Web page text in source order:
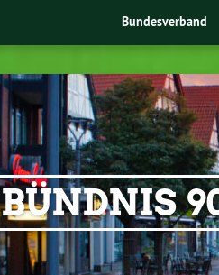
Bundesverband
BÜNDNIS